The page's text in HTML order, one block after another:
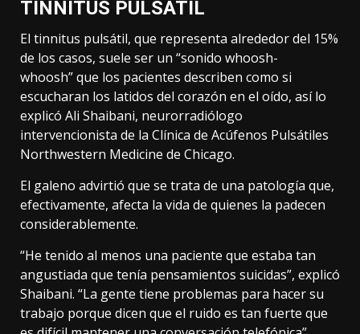
TINNITUS PULSÁTIL
El tinnitus pulsátil, que representa alrededor del 15%
de los casos, suele ser un “sonido whoosh-
whoosh” que los pacientes describen como si
escucharan los latidos del corazón en el oído, así lo
explicó Ali Shaibani, neurorradiólogo
intervencionista de la Clínica de Acúfenos Pulsátiles
Northwestern Medicine de Chicago.
El galeno advirtió que se trata de una patología que,
efectivamente, afecta la vida de quienes la padecen
considerablemente.
“He tenido al menos una paciente que estaba tan
angustiada que tenía pensamientos suicidas”, explicó
Shaibani. “La gente tiene problemas para hacer su
trabajo porque dicen que el ruido es tan fuerte que